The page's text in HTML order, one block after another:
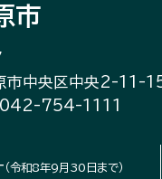
市
市中央区中央2-11-
042-754-1111
（令和8年9月30日まで）